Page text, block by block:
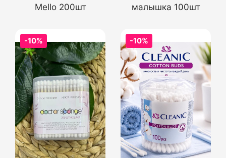
Mello 200шт
малышка 100шт
-10% -10%